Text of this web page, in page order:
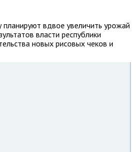
вдвое увеличить урожай
власти республики
новых рисовых чеков и